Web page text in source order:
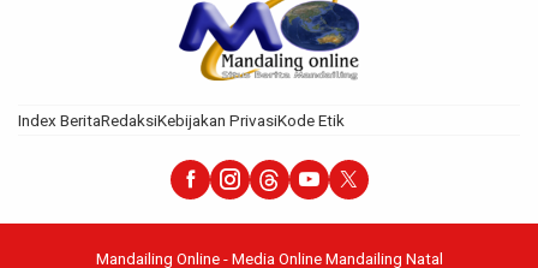
Index BeritaRedaksiKebijakan PrivasiKode Etik
Mandailing Online - Media Online Mandailing Natal